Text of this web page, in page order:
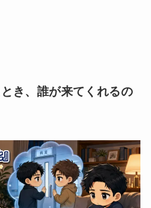
き、誰が来てくれるの